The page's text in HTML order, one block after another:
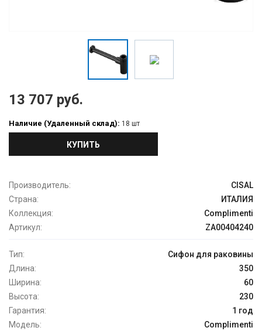
13 707 руб.
Наличие (Удаленный склад): 18 шт
КУПИТЬ
Производитель:
CISAL
Страна:
ИТАЛИЯ
Коллекция:
Complimenti
Артикул:
ZA00404240
Тип:
Сифон для раковины
Длина:
350
Ширина:
60
Высота:
230
Гарантия:
1 год
Модель:
Complimenti